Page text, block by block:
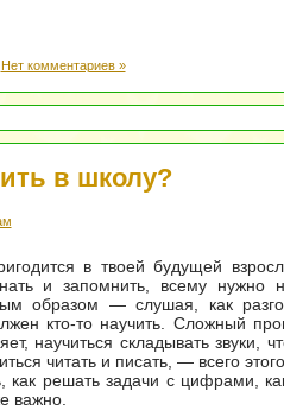
Нет комментариев »
в школу?
в твоей будущей
и запомнить, всему нужно
образом — слушая, как
кто-то научить. Сложный
научиться складывать звуки,
читать и писать, — всего
как решать задачи с цифрами,
важно.